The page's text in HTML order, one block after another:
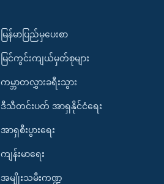
မြန်မာပြည်မှပေးစာ
မြင်ကွင်းကျယ်မှတ်စုများ
ကမ္ဘာတလွှားခရီးသွား
ဒီသီတင်းပတ် အာရှနိုင်ငံရေး
အာရှစီးပွားရေး
ကျန်းမာရေး
အမျိုးသမီးကဏ္ဍ